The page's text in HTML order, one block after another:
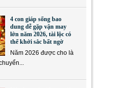
4 con giáp sống bao
dung dễ gặp vận may
lớn năm 2026, tài lộc có
thể khởi sắc bất ngờ
Năm 2026 được cho là